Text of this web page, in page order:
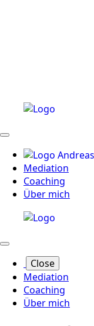
Mediation
Coaching
Über mich
Close
Mediation
Coaching
Über mich